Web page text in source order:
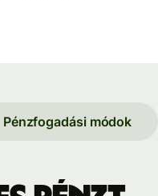
Pénzfogadási módok